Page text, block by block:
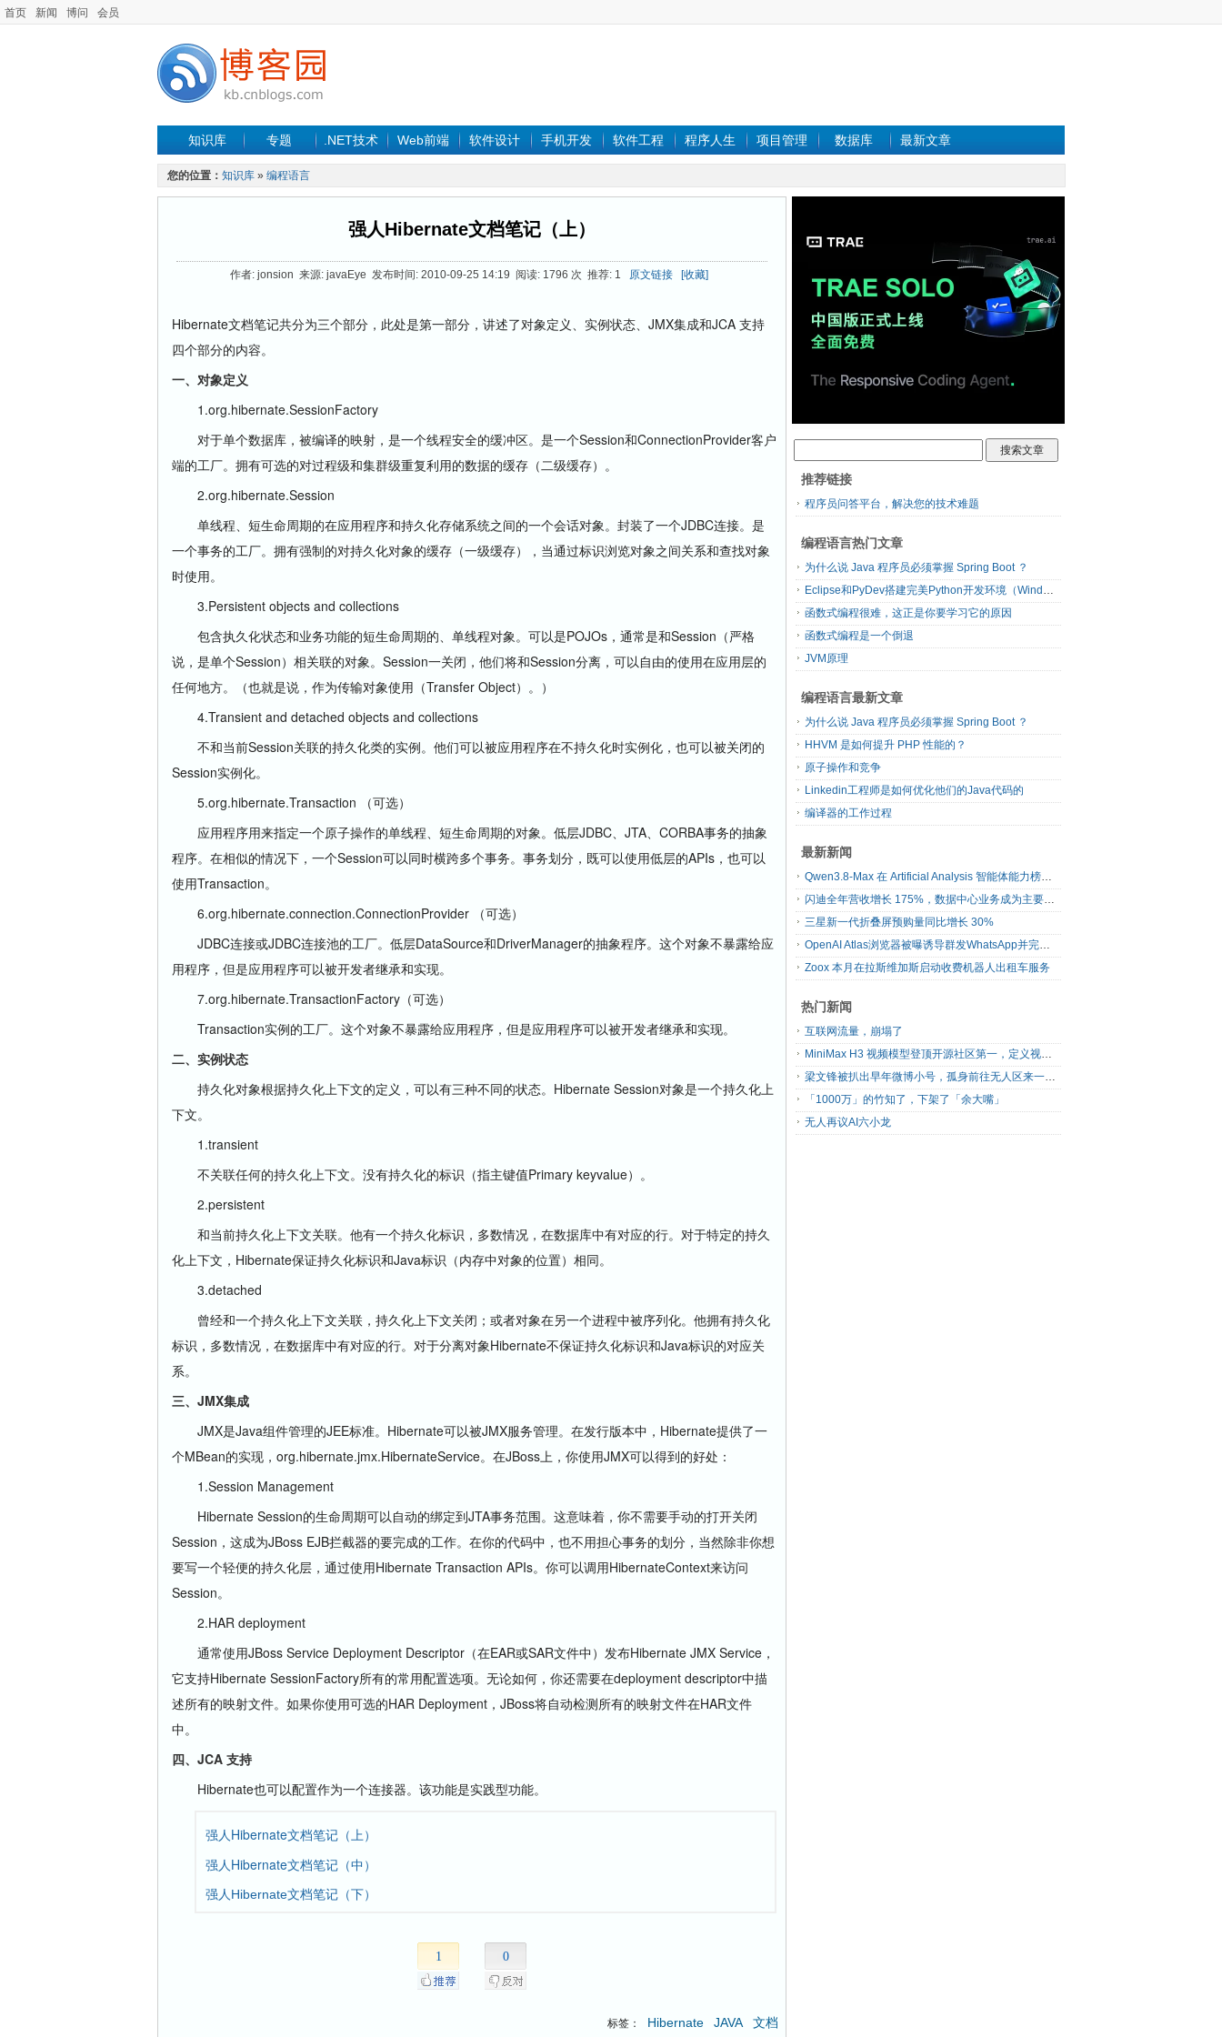
首页 新闻 博问 会员
知识库 专题 .NET技术 Web前端 软件设计 手机开发 软件工程 程序人生 项目管理 数据库 最新文章
您的位置： 知识库 » 编程语言
强人Hibernate文档笔记（上）
作者: jonsion 来源: javaEye 发布时间: 2010-09-25 14:19 阅读: 1796 次 推荐: 1 原文链接 [收藏]
Hibernate文档笔记共分为三个部分，此处是第一部分，讲述了对象定义、实例状态、JMX集成和JCA 支持
四个部分的内容。
一、对象定义
1.org.hibernate.SessionFactory
对于单个数据库，被编译的映射，是一个线程安全的缓冲区。是一个Session和ConnectionProvider客户
端的工厂。拥有可选的对过程级和集群级重复利用的数据的缓存（二级缓存）。
2.org.hibernate.Session
单线程、短生命周期的在应用程序和持久化存储系统之间的一个会话对象。封装了一个JDBC连接。是
一个事务的工厂。拥有强制的对持久化对象的缓存（一级缓存），当通过标识浏览对象之间关系和查找对象
时使用。
3.Persistent objects and collections
包含执久化状态和业务功能的短生命周期的、单线程对象。可以是POJOs，通常是和Session（严格
说，是单个Session）相关联的对象。Session一关闭，他们将和Session分离，可以自由的使用在应用层的
任何地方。（也就是说，作为传输对象使用（Transfer Object）。）
4.Transient and detached objects and collections
不和当前Session关联的持久化类的实例。他们可以被应用程序在不持久化时实例化，也可以被关闭的
Session实例化。
5.org.hibernate.Transaction （可选）
应用程序用来指定一个原子操作的单线程、短生命周期的对象。低层JDBC、JTA、CORBA事务的抽象
程序。在相似的情况下，一个Session可以同时横跨多个事务。事务划分，既可以使用低层的APIs，也可以
使用Transaction。
6.org.hibernate.connection.ConnectionProvider （可选）
JDBC连接或JDBC连接池的工厂。低层DataSource和DriverManager的抽象程序。这个对象不暴露给应
用程序，但是应用程序可以被开发者继承和实现。
7.org.hibernate.TransactionFactory（可选）
Transaction实例的工厂。这个对象不暴露给应用程序，但是应用程序可以被开发者继承和实现。
二、实例状态
持久化对象根据持久化上下文的定义，可以有三种不同的状态。Hibernate Session对象是一个持久化上
下文。
1.transient
不关联任何的持久化上下文。没有持久化的标识（指主键值Primary keyvalue）。
2.persistent
和当前持久化上下文关联。他有一个持久化标识，多数情况，在数据库中有对应的行。对于特定的持久
化上下文，Hibernate保证持久化标识和Java标识（内存中对象的位置）相同。
3.detached
曾经和一个持久化上下文关联，持久化上下文关闭；或者对象在另一个进程中被序列化。他拥有持久化
标识，多数情况，在数据库中有对应的行。对于分离对象Hibernate不保证持久化标识和Java标识的对应关
系。
三、JMX集成
JMX是Java组件管理的JEE标准。Hibernate可以被JMX服务管理。在发行版本中，Hibernate提供了一
个MBean的实现，org.hibernate.jmx.HibernateService。在JBoss上，你使用JMX可以得到的好处：
1.Session Management
Hibernate Session的生命周期可以自动的绑定到JTA事务范围。这意味着，你不需要手动的打开关闭
Session，这成为JBoss EJB拦截器的要完成的工作。在你的代码中，也不用担心事务的划分，当然除非你想
要写一个轻便的持久化层，通过使用Hibernate Transaction APIs。你可以调用HibernateContext来访问
Session。
2.HAR deployment
通常使用JBoss Service Deployment Descriptor（在EAR或SAR文件中）发布Hibernate JMX Service，
它支持Hibernate SessionFactory所有的常用配置选项。无论如何，你还需要在deployment descriptor中描
述所有的映射文件。如果你使用可选的HAR Deployment，JBoss将自动检测所有的映射文件在HAR文件
中。
四、JCA 支持
Hibernate也可以配置作为一个连接器。该功能是实践型功能。
强人Hibernate文档笔记（上）
强人Hibernate文档笔记（中）
强人Hibernate文档笔记（下）
1 0
标签： Hibernate JAVA 文档
推荐链接
程序员问答平台，解决您的技术难题
编程语言热门文章
为什么说 Java 程序员必须掌握 Spring Boot ？
Eclipse和PyDev搭建完美Python开发环境（Windows篇）
函数式编程很难，这正是你要学习它的原因
函数式编程是一个倒退
JVM原理
编程语言最新文章
为什么说 Java 程序员必须掌握 Spring Boot ？
HHVM 是如何提升 PHP 性能的？
原子操作和竞争
Linkedin工程师是如何优化他们的Java代码的
编译器的工作过程
最新新闻
Qwen3.8-Max 在 Artificial Analysis 智能体能力榜单登顶
闪迪全年营收增长 175%，数据中心业务成为主要增长来源
三星新一代折叠屏预购量同比增长 30%
OpenAI Atlas浏览器被曝诱导群发WhatsApp并完成未授权购物
Zoox 本月在拉斯维加斯启动收费机器人出租车服务
热门新闻
互联网流量，崩塌了
MiniMax H3 视频模型登顶开源社区第一，定义视频模型领域“斩杀线”
梁文锋被扒出早年微博小号，孤身前往无人区来一场相当 deep 的 seek 旅行
「1000万」的竹知了，下架了「余大嘴」
无人再议AI六小龙